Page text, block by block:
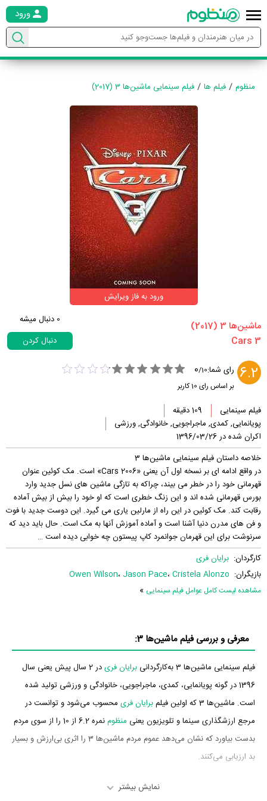
ورود
منظوم فیلم ها فیلم سینمایی ماشین‌ها 3 (2017)
ورود به فاز ویرایش
‏ماشین‌ها 3‏ (2017)
0 دنبال میشه
دنبال کردن
6.2 رای شما: 0/10
بر اساس رای 10کاربر
فیلم سینمایی
109 دقیقه
پویانمایی, کمدی, ماجراجویی, خانوادگی, ورزشی
اکران شده در 1396/03/26
خلاصه داستان فیلم سینمایی ماشین‌ها 3
در واقع ادامه ای بر نسخه اول آن یعنی «Cars 2006» است. مک کوئین عنوان
قهرمانی خود را در خطر می بیند، چراکه به تازگی ماشین های نسل جدید وارد
بورس قهرمانی شده اند و این زنگ خطری است که او خود را بیش از بیش آماده
رقابت کند. مک کوئین در این راه از مارلین یاری می گیرد. این دوست جدید با فوت
و فن های مدرن دنیا آشنا است و آماده آموزش آنها به مک است. حال باید دید که
سرنوشت برای این قهرمان جوانمرد کاپ پیستون چه خوابی دیده است …
کارگردان: برایان فری
بازیگران:
Owen Wilson، Jason Pace، Cristela Alonzo
مشاهده لیست کامل عوامل فیلم سینمایی »
معرفی و بررسی فیلم ماشین‌ها 3:
فیلم سینمایی ماشین‌ها 3 به‌کارگردانی برایان فری
در 2 سال پیش یعنی سال
1396 در گونه پویانمایی، کمدی، ماجراجویی، خانوادگی و ورزشی تولید شده
است. ماشین‌ها 3 که اولین فیلم
برایان فری محسوب می‌شود و توانست در
مرجع ارزشگذاری سینما و تلویزیون یعنی منظوم
نمره 6.2 از 10 را از سوی مردم
بدست بیاورد که نشان می‌دهد عموم مردم ماشین‌ها 3 را اثری بی‌ارزش و بسیار
بد ارزیابی می‌کنند.
نمایش بیشتر